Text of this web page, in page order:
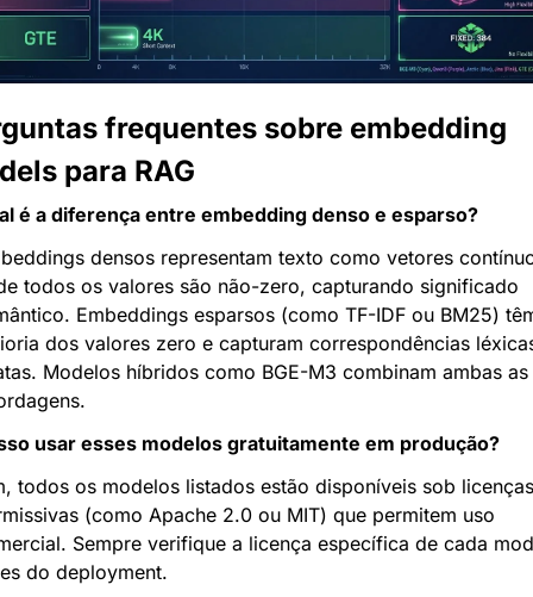
frequentes sobre embedding
para RAG
é a diferença entre embedding denso e esparso?
densos representam texto como vetores
todos os valores são não-zero, capturando significado
Embeddings esparsos (como TF-IDF ou BM25)
dos valores zero e capturam correspondências
Modelos híbridos como BGE-M3 combinam ambas as
usar esses modelos gratuitamente em produção?
todos os modelos listados estão disponíveis sob licenças
(como Apache 2.0 ou MIT) que permitem uso
Sempre verifique a licença específica de cada
do deployment.